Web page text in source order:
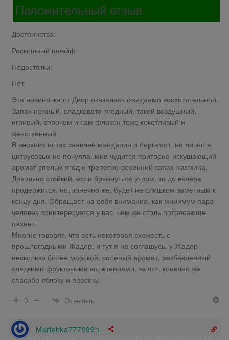
Положительный отзыв
Достоинства:
Роскошный шлейф
Недостатки:
Нет
Эта новиночка от Диор оказалась ожидаемо восхитительной.
Запах нежный, сладковато-ягодный, такой воздушный,
игривый, впрочем и сам флакон тоже кокетливый и
женственный.
В верхних нотах заявлен мандарин и бергамот, но лично я
цитрусовых не почуяла, мне чудится приторно-искушающий
аромат спелых ягод и трепетно-весенний запах жасмина.
Довольно стойкий, если брызнуться утром, то до вечера
продержится, но, конечно же, будет не слишком заметным к
концу дня. Обращает на себя внимание, как минимум пара
человек поинтересуется у вас, чем же столь потрясающе
пахнет.
Многие говорят, что есть некоторая схожесть с
прошлогодными Жадор, и тут я не соглашусь, у Жадор
несколько более морской, солёный аромат, разбавленный
сладкими фруктовыми вплетениями, за что, конечно же
спасибо яблоку и персику.
0
Ответить
Marishka777999n